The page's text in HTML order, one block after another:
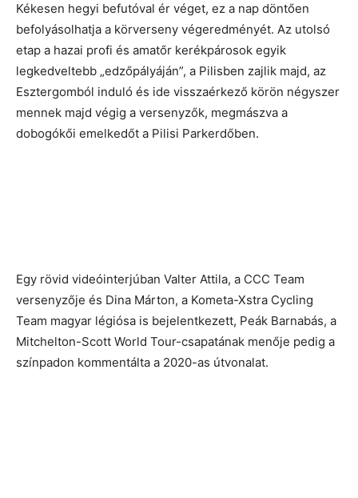
Kékesen hegyi befutóval ér véget, ez a nap döntően
befolyásolhatja a körverseny végeredményét. Az utolsó
etap a hazai profi és amatőr kerékpárosok egyik
legkedveltebb „edzőpályáján”, a Pilisben zajlik majd, az
Esztergomból induló és ide visszaérkező körön négyszer
mennek majd végig a versenyzők, megmászva a
dobogókői emelkedőt a Pilisi Parkerdőben.
Egy rövid videóinterjúban Valter Attila, a CCC Team
versenyzője és Dina Márton, a Kometa-Xstra Cycling
Team magyar légiósa is bejelentkezett, Peák Barnabás, a
Mitchelton-Scott World Tour-csapatának menője pedig a
színpadon kommentálta a 2020-as útvonalat.